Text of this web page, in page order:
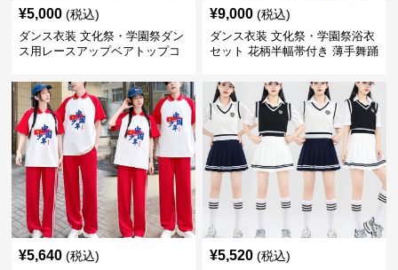
¥5,000 (税込)
ダンス衣装 文化祭・学園祭ダン
ス用レースアップベアトップコ
¥9,000 (税込)
ダンス衣装 文化祭・学園祭浴衣
セット 花柄半幅帯付き 薄手舞踊
¥5,640 (税込) ¥5,520 (税込)